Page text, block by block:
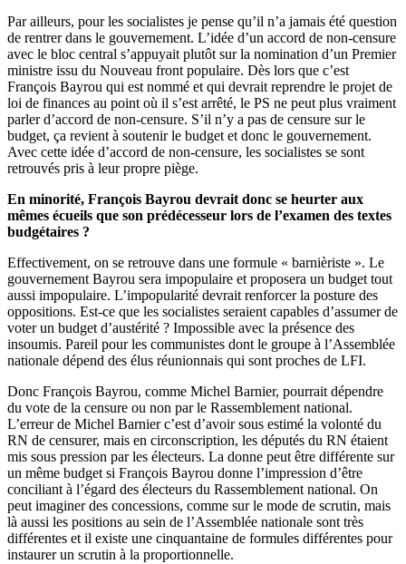
Par ailleurs, pour les socialistes je pense qu’il n’a jamais été question
de rentrer dans le gouvernement. L’idée d’un accord de non-censure
avec le bloc central s’appuyait plutôt sur la nomination d’un Premier
ministre issu du Nouveau front populaire. Dès lors que c’est
François Bayrou qui est nommé et qui devrait reprendre le projet de
loi de finances au point où il s’est arrêté, le PS ne peut plus vraiment
parler d’accord de non-censure. S’il n’y a pas de censure sur le
budget, ça revient à soutenir le budget et donc le gouvernement.
Avec cette idée d’accord de non-censure, les socialistes se sont
retrouvés pris à leur propre piège.
En minorité, François Bayrou devrait donc se heurter aux
mêmes écueils que son prédécesseur lors de l’examen des textes
budgétaires ?
Effectivement, on se retrouve dans une formule « barnièriste ». Le
gouvernement Bayrou sera impopulaire et proposera un budget tout
aussi impopulaire. L’impopularité devrait renforcer la posture des
oppositions. Est-ce que les socialistes seraient capables d’assumer de
voter un budget d’austérité ? Impossible avec la présence des
insoumis. Pareil pour les communistes dont le groupe à l’Assemblée
nationale dépend des élus réunionnais qui sont proches de LFI.
Donc François Bayrou, comme Michel Barnier, pourrait dépendre
du vote de la censure ou non par le Rassemblement national.
L’erreur de Michel Barnier c’est d’avoir sous estimé la volonté du
RN de censurer, mais en circonscription, les députés du RN étaient
mis sous pression par les électeurs. La donne peut être différente sur
un même budget si François Bayrou donne l’impression d’être
conciliant à l’égard des électeurs du Rassemblement national. On
peut imaginer des concessions, comme sur le mode de scrutin, mais
là aussi les positions au sein de l’Assemblée nationale sont très
différentes et il existe une cinquantaine de formules différentes pour
instaurer un scrutin à la proportionnelle.